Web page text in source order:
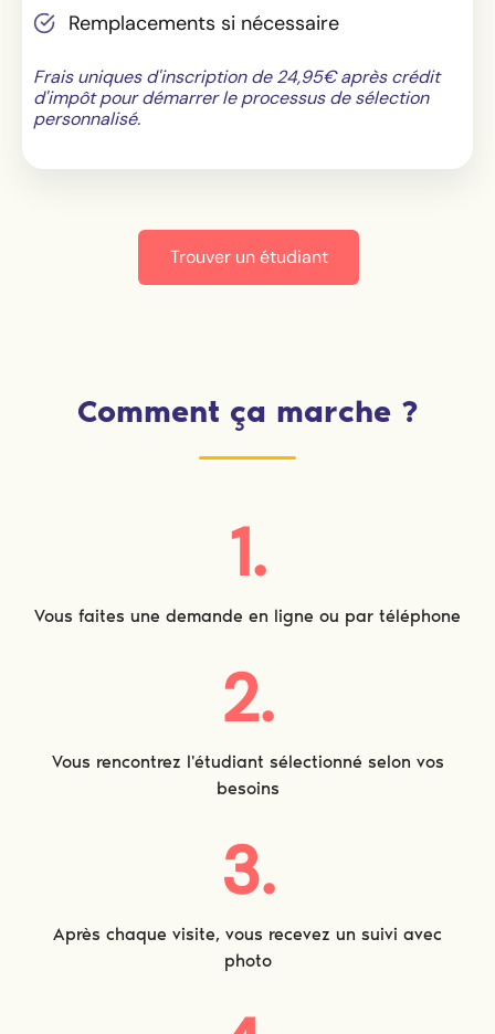
Remplacements si nécessaire
Frais uniques d'inscription de 24,95€ après crédit
d'impôt pour démarrer le processus de sélection
personnalisé.
Trouver un étudiant
Comment ça marche ?
1.
Vous faites une demande en ligne ou par téléphone
2.
Vous rencontrez l'étudiant sélectionné selon vos
besoins
3.
Après chaque visite, vous recevez un suivi avec
photo